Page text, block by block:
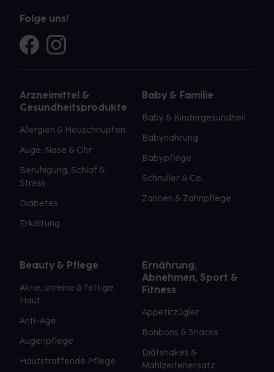
Folge uns!
Arzneimittel &
Gesundheitsprodukte
Allergien & Heuschnupfen
Auge, Nase & Ohr
Beruhigung, Schlaf &
Stress
Diabetes
Erkältung
Baby & Familie
Baby & Kindergesundheit
Babynahrung
Babypflege
Schnuller & Co.
Zahnen & Zahnpflege
Beauty & Pflege
Akne, unreine & fettige
Haut
Anti-Age
Augenpflege
Hautstraffende Pflege
Ernährung,
Abnehmen, Sport &
Fitness
Appetitzügler
Bonbons & Snacks
Diätshakes &
Mahlzeitenersatz